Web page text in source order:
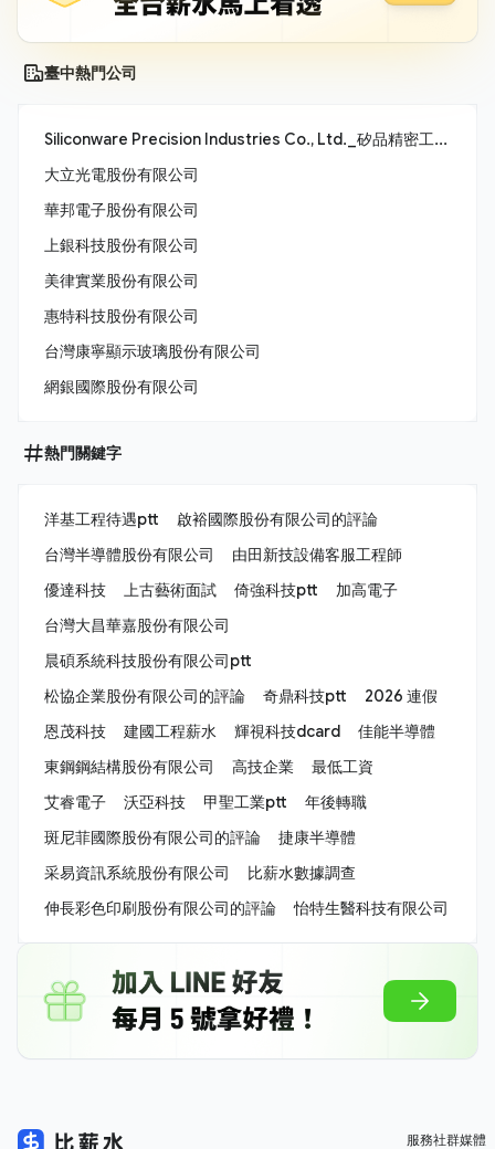
臺中熱門公司
Siliconware Precision Industries Co., Ltd._矽品精密工業股份有限公司
大立光電股份有限公司
華邦電子股份有限公司
上銀科技股份有限公司
美律實業股份有限公司
惠特科技股份有限公司
台灣康寧顯示玻璃股份有限公司
網銀國際股份有限公司
熱門關鍵字
洋基工程待遇ptt
啟裕國際股份有限公司的評論
台灣半導體股份有限公司
由田新技設備客服工程師
優達科技
上古藝術面試 倚強科技ptt
加高電子
台灣大昌華嘉股份有限公司
晨碩系統科技股份有限公司ptt
松協企業股份有限公司的評論
奇鼎科技ptt
2026 連假
恩茂科技
建國工程薪水 輝視科技dcard
佳能半導體
東鋼鋼結構股份有限公司
高技企業
最低工資
艾睿電子
沃亞科技 甲聖工業ptt
年後轉職
斑尼菲國際股份有限公司的評論
捷康半導體
采易資訊系統股份有限公司
比薪水數據調查
伸長彩色印刷股份有限公司的評論
怡特生醫科技有限公司
服務社群媒體